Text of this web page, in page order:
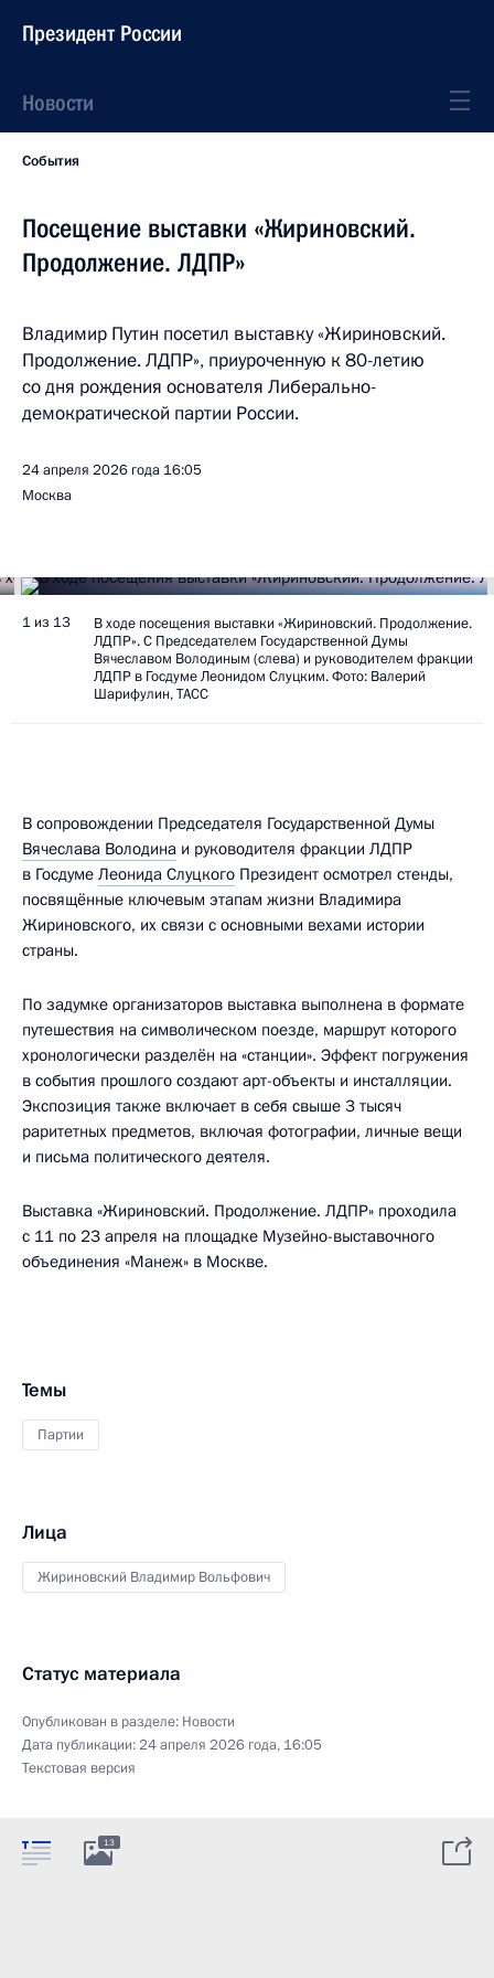
Президент России
Новости
События
Посещение выставки «Жириновский.
Продолжение. ЛДПР»
Владимир Путин посетил выставку «Жириновский.
Продолжение. ЛДПР», приуроченную к 80-летию
со дня рождения основателя Либерально-
демократической партии России.
24 апреля 2026 года 16:05
Москва
1 из 13
В ходе посещения выставки «Жириновский. Продолжение.
ЛДПР». С Председателем Государственной Думы
Вячеславом Володиным (слева) и руководителем фракции
ЛДПР в Госдуме Леонидом Слуцким. Фото: Валерий
Шарифулин, ТАСС
В сопровождении Председателя Государственной Думы
Вячеслава Володина и руководителя фракции ЛДПР
в Госдуме Леонида Слуцкого Президент осмотрел стенды,
посвящённые ключевым этапам жизни Владимира
Жириновского, их связи с основными вехами истории
страны.
По задумке организаторов выставка выполнена в формате
путешествия на символическом поезде, маршрут которого
хронологически разделён на «станции». Эффект погружения
в события прошлого создают арт-объекты и инсталляции.
Экспозиция также включает в себя свыше 3 тысяч
раритетных предметов, включая фотографии, личные вещи
и письма политического деятеля.
Выставка «Жириновский. Продолжение. ЛДПР» проходила
с 11 по 23 апреля на площадке Музейно-выставочного
объединения «Манеж» в Москве.
Темы
Партии
Лица
Жириновский Владимир Вольфович
Статус материала
Опубликован в разделе: Новости
Дата публикации:24 апреля 2026 года, 16:05
Текстовая версия
13